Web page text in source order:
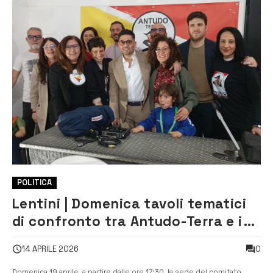
POLITICA
Lentini | Domenica tavoli tematici
di confronto tra Antudo-Terra e i
14 APRILE 2026 0